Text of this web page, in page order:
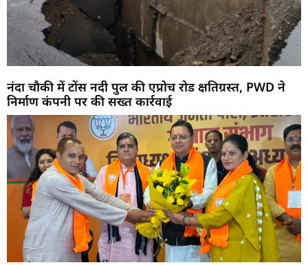
नंदा चौकी में टोंस नदी पुल की एप्रोच रोड क्षतिग्रस्त, PWD ने
निर्माण कंपनी पर की सख्त कार्रवाई